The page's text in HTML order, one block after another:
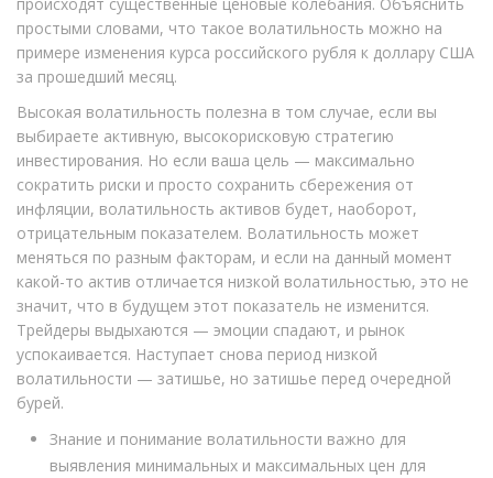
происходят существенные ценовые колебания. Объяснить
простыми словами, что такое волатильность можно на
примере изменения курса российского рубля к доллару США
за прошедший месяц.
Высокая волатильность полезна в том случае, если вы
выбираете активную, высокорисковую стратегию
инвестирования. Но если ваша цель — максимально
сократить риски и просто сохранить сбережения от
инфляции, волатильность активов будет, наоборот,
отрицательным показателем. Волатильность может
меняться по разным факторам, и если на данный момент
какой-то актив отличается низкой волатильностью, это не
значит, что в будущем этот показатель не изменится.
Трейдеры выдыхаются — эмоции спадают, и рынок
успокаивается. Наступает снова период низкой
волатильности — затишье, но затишье перед очередной
бурей.
Знание и понимание волатильности важно для
выявления минимальных и максимальных цен для